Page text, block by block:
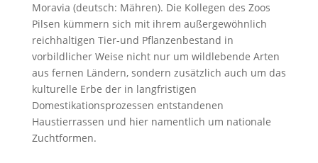
Moravia (deutsch: Mähren). Die Kollegen des Zoos
Pilsen kümmern sich mit ihrem außergewöhnlich
reichhaltigen Tier-und Pflanzenbestand in
vorbildlicher Weise nicht nur um wildlebende Arten
aus fernen Ländern, sondern zusätzlich auch um das
kulturelle Erbe der in langfristigen
Domestikationsprozessen entstandenen
Haustierrassen und hier namentlich um nationale
Zuchtformen.